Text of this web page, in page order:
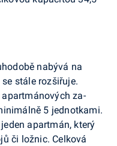
nabývá na
stále rozšiřuje.
apartmánových za­
5 jednot­kami.
apartmán, který
či ložnic. Celková